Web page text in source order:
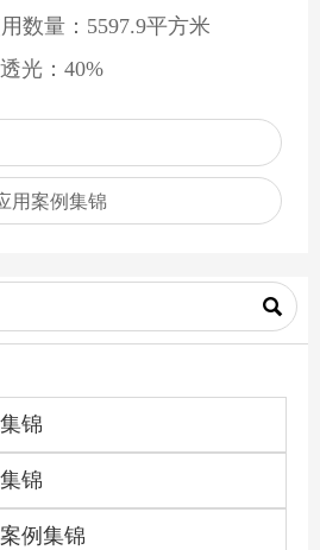
数量：5597.9平方米
透光：40%
用案例集锦

锦
锦
例集锦